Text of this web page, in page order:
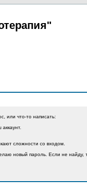
или что-то написать:
сложности со входом.
новый пароль. Если не найду,